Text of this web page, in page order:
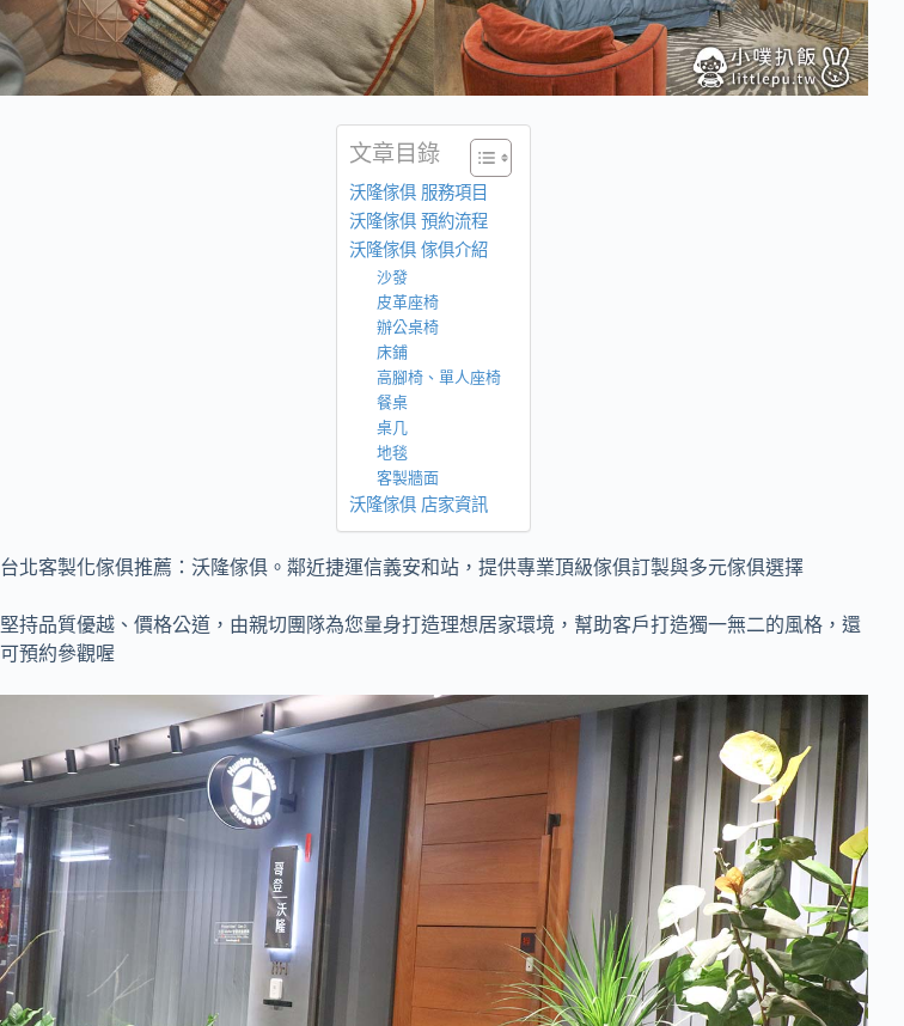
文章目錄
沃隆傢俱 服務項目
沃隆傢俱 預約流程
沃隆傢俱 傢俱介紹
沙發
皮革座椅
辦公桌椅
床鋪
高腳椅、單人座椅
餐桌
桌几
地毯
客製牆面
沃隆傢俱 店家資訊
台北客製化傢俱推薦：沃隆傢俱。鄰近捷運信義安和站，提供專業頂級傢俱訂製與多元傢俱選擇
堅持品質優越、價格公道，由親切團隊為您量身打造理想居家環境，幫助客戶打造獨一無二的風格，還
可預約參觀喔